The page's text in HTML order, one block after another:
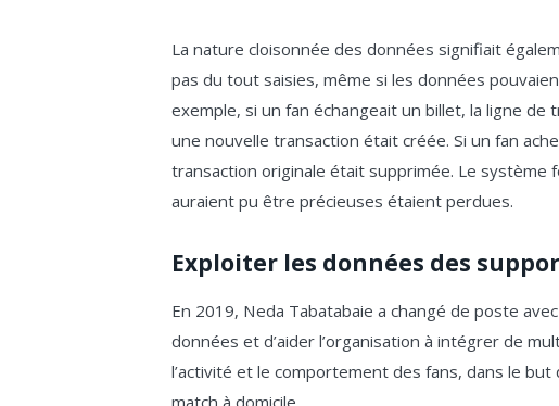
La nature cloisonnée des données signifiait
pas du tout saisies, même si les données
exemple, si un fan échangeait un billet, la ligne
une nouvelle transaction était créée. Si un fan
transaction originale était supprimée. Le système
auraient pu être précieuses étaient perdues.
Exploiter les données des
En 2019, Neda Tabatabaie a changé de poste
données et d’aider l’organisation à intégrer de
l’activité et le comportement des fans, dans le
match à domicile.